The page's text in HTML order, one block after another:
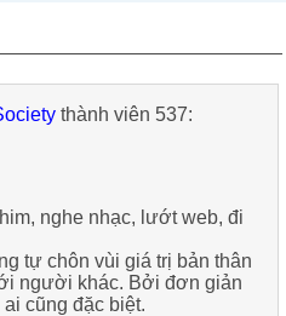
thành viên 537:
nghe nhạc, lướt web, đi
tự chôn vùi giá trị bản thân
người khác. Bởi đơn giản
cũng đặc biệt.